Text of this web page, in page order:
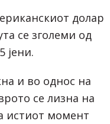
долар
се зголеми од
јени.
и во однос на
се лизна на
истиот момент